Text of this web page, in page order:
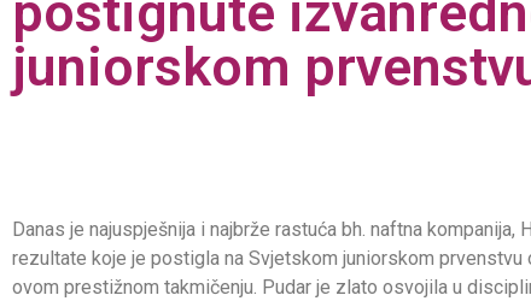
postignute
juniorskom
Danas je najuspješnija i najbrže rastuća bh. naftna
rezultate koje je postigla na Svjetskom juniorskom
ovom prestižnom takmičenju. Pudar je zlato osvojila u